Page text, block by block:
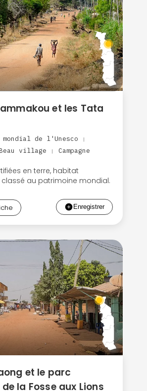
et les Tata
de l'Unesco |
village | Campagne
en terre, habitat
au patrimoine mondial.
et le parc
la Fosse aux Lions